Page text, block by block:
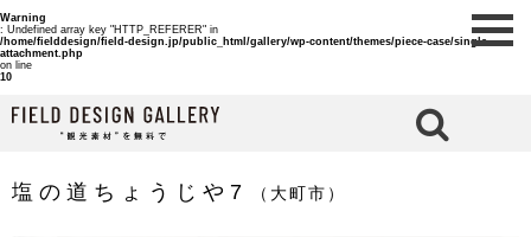
Warning
: Undefined array key "HTTP_REFERER" in
/home/fielddesign/field-design.jp/public_html/gallery/wp-content/themes/piece-case/single-
attachment.php
on line
10
塩の道ちょうじや7 （大町市）